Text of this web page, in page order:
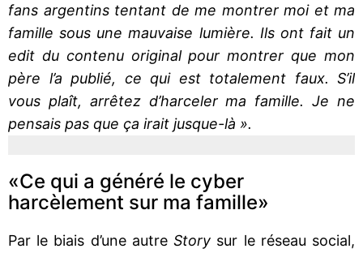
fans argentins tentant de me montrer moi et ma
famille sous une mauvaise lumière. Ils ont fait un
edit du contenu original pour montrer que mon
père l’a publié, ce qui est totalement faux. S’il
vous plaît, arrêtez d’harceler ma famille. Je ne
pensais pas que ça irait jusque-là ».
«Ce qui a généré le cyber
harcèlement sur ma famille»
Par le biais d’une autreStory sur le réseau social,